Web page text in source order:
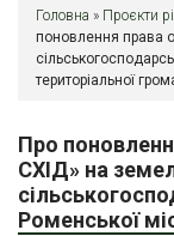
Головна » Проєкти
поновлення права
територіальної
Про
СХІД» на
Роменської